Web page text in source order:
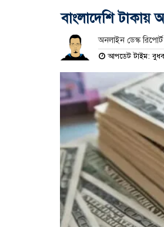
বাংলাদেশি টাকায়
অনলাইন ডেস্ক রিপোর্ট
আপডেট টাইম: